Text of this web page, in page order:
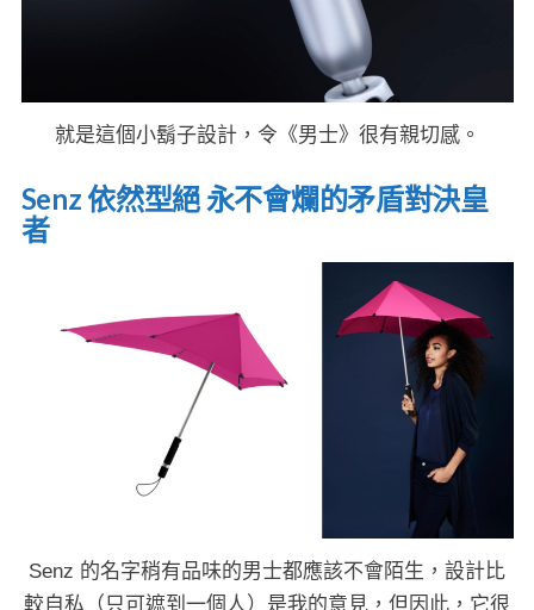
就是這個小鬍子設計，令《男士》很有親切感。
Senz 依然型絕 永不會爛的矛盾對決皇
者
Senz 的名字稍有品味的男士都應該不會陌生，設計比
較自私（只可遮到一個人）是我的意見，但因此，它很